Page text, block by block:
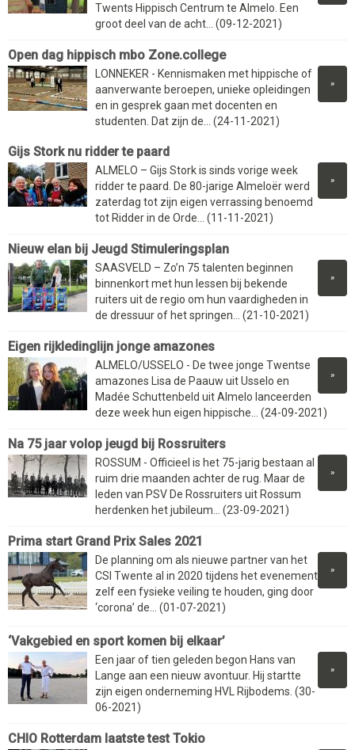
Twents Hippisch Centrum te Almelo. Een
groot deel van de acht... (09-12-2021)
Open dag hippisch mbo Zone.college
»
LONNEKER - Kennismaken met hippische of
aanverwante beroepen, unieke opleidingen
en in gesprek gaan met docenten en
studenten. Dat zijn de... (24-11-2021)
Gijs Stork nu ridder te paard
»
ALMELO – Gijs Stork is sinds vorige week
ridder te paard. De 80-jarige Almeloër werd
zaterdag tot zijn eigen verrassing benoemd
tot Ridder in de Orde... (11-11-2021)
Nieuw elan bij Jeugd Stimuleringsplan
»
SAASVELD – Zo’n 75 talenten beginnen
binnenkort met hun lessen bij bekende
ruiters uit de regio om hun vaardigheden in
de dressuur of het springen... (21-10-2021)
Eigen rijkledinglijn jonge amazones
»
ALMELO/USSELO - De twee jonge Twentse
amazones Lisa de Paauw uit Usselo en
Madée Schuttenbeld uit Almelo lanceerden
deze week hun eigen hippische... (24-09-2021)
Na 75 jaar volop jeugd bij Rossruiters
»
ROSSUM - Officieel is het 75-jarig bestaan al
ruim drie maanden achter de rug. Maar de
leden van PSV De Rossruiters uit Rossum
herdenken het jubileum... (23-09-2021)
Prima start Grand Prix Sales 2021
»
De planning om als nieuwe partner van het
CSI Twente al in 2020 tijdens het evenement
zelf een fysieke veiling te houden, ging door
‘corona’ de... (01-07-2021)
‘Vakgebied en sport komen bij elkaar’
»
Een jaar of tien geleden begon Hans van
Lange aan een nieuw avontuur. Hij startte
zijn eigen onderneming HVL Rijbodems. (30-
06-2021)
CHIO Rotterdam laatste test Tokio